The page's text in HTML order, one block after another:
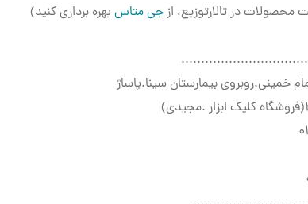
در تالارتوزیع، ازجی متاس بهره برداری کنید)
خمینی.روبروی بیمارستان سینا.پاساژ